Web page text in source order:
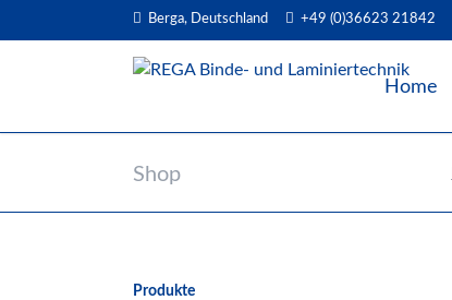
Berga, Deutschland +49 (0)36623 21842
Home
Shop
Navigation
Produkte